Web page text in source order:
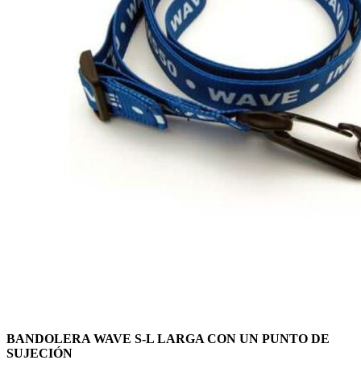
BANDOLERA WAVE S-L LARGA CON UN PUNTO DE
SUJECIÓN